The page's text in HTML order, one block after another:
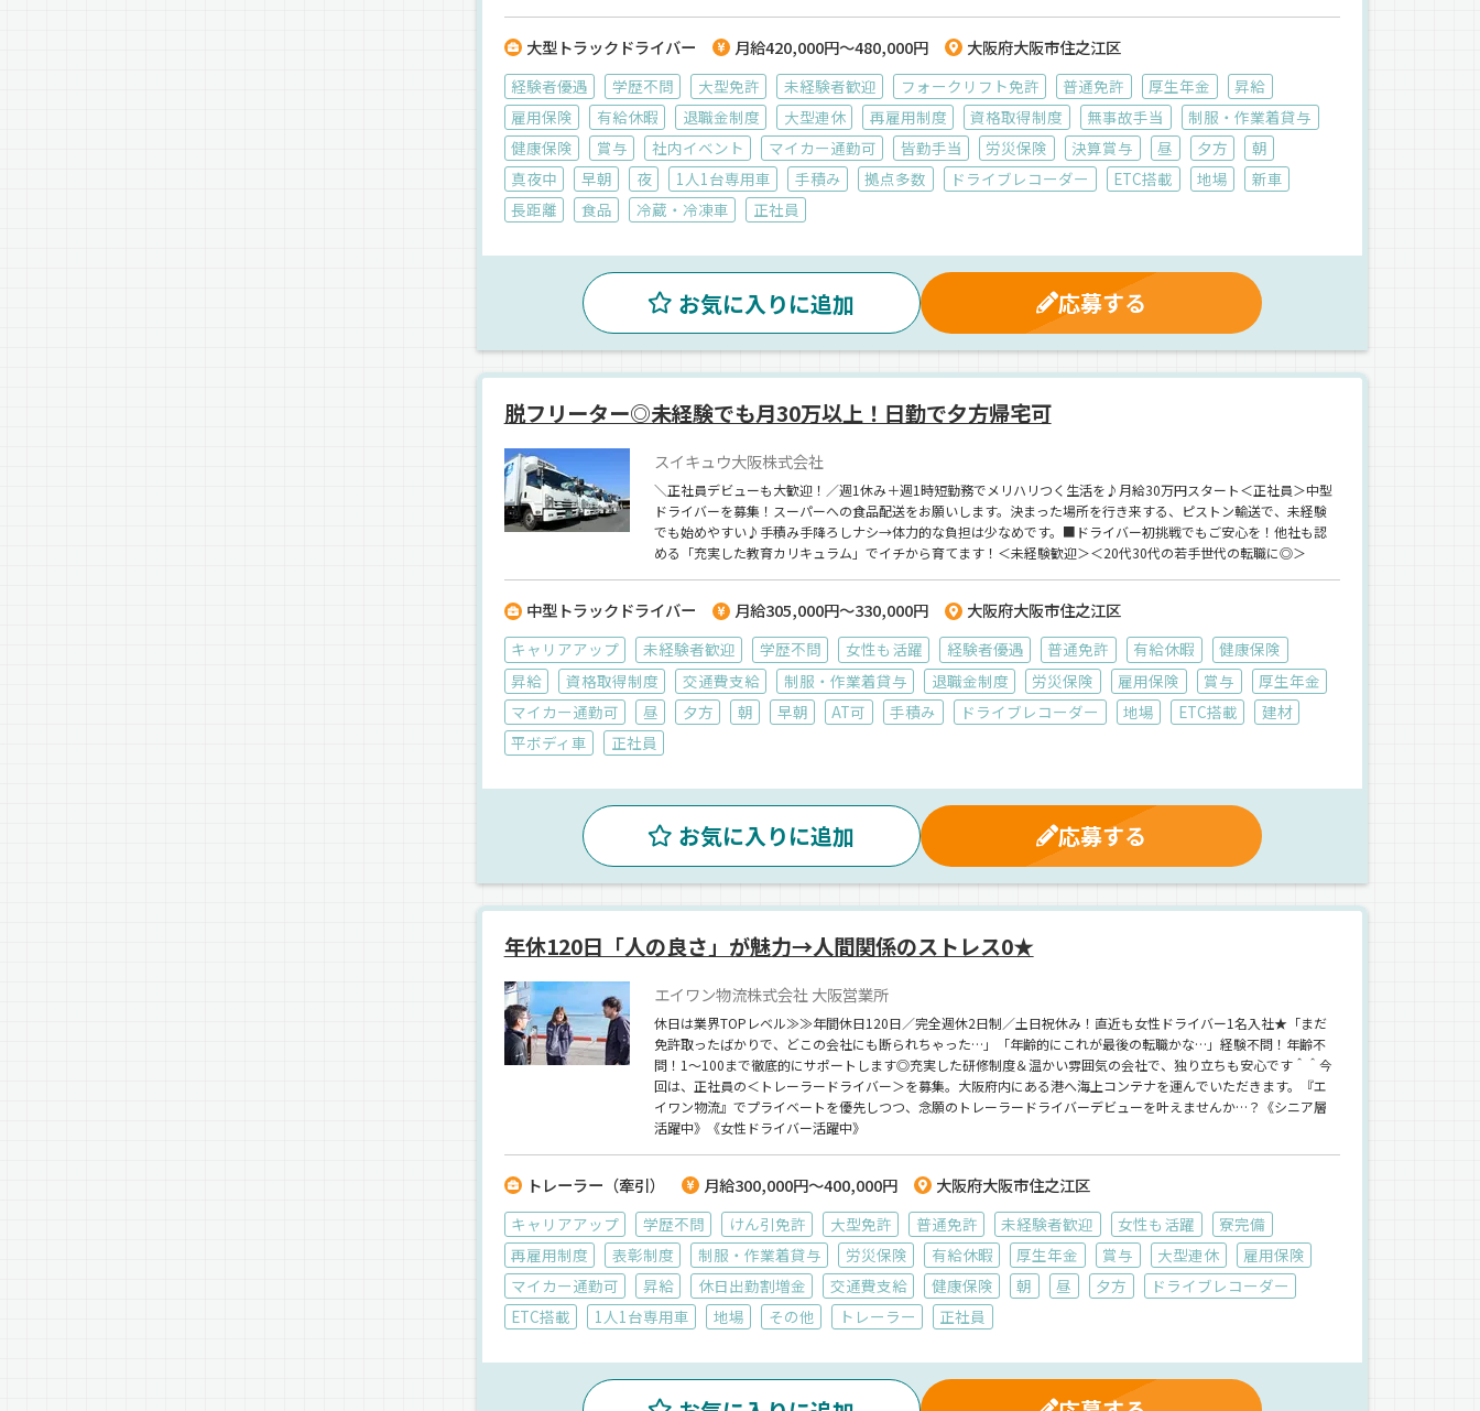
大型トラックドライバー 月給420,000円～480,000円 大阪府大阪市住之江区
経験者優遇 学歴不問 大型免許 未経験者歓迎 フォークリフト免許 普通免許 厚生年金
昇給
雇用保険
有給休暇 退職金制度 大型連休 再雇用制度 資格取得制度 無事故手当
制服・作業着貸与
健康保険
賞与 社内イベント マイカー通勤可 皆勤手当 労災保険 決算賞与 昼 夕方
朝
真夜中
早朝 夜 1人1台専用車 手積み 拠点多数 ドライブレコーダー ETC搭載 地場
新車
長距離
食品 冷蔵・冷凍車 正社員
お気に入りに追加 応募する
脱フリーター◎未経験でも月30万以上！日勤で夕方帰宅可
スイキュウ大阪株式会社
＼正社員デビューも大歓迎！／週1休み＋週1時短勤務でメリハリつく生活を♪月給30万円スタート＜正社員＞中型
ドライバーを募集！スーパーへの食品配送をお願いします。決まった場所を行き来する、ピストン輸送で、未経験
でも始めやすい♪手積み手降ろしナシ→体力的な負担は少なめです。■ドライバー初挑戦でもご安心を！他社も認
める「充実した教育カリキュラム」でイチから育てます！＜未経験歓迎＞＜20代30代の若手世代の転職に◎＞
中型トラックドライバー 月給305,000円～330,000円 大阪府大阪市住之江区
キャリアアップ 未経験者歓迎 学歴不問 女性も活躍 経験者優遇 普通免許 有給休暇
健康保険
昇給
資格取得制度 交通費支給 制服・作業着貸与 退職金制度 労災保険 雇用保険 賞与
厚生年金
マイカー通勤可
昼 夕方 朝 早朝 AT可 手積み ドライブレコーダー 地場 ETC搭載
建材
平ボディ車
正社員
お気に入りに追加 応募する
年休120日「人の良さ」が魅力→人間関係のストレス0★
エイワン物流株式会社 大阪営業所
休日は業界TOPレベル≫≫年間休日120日／完全週休2日制／土日祝休み！直近も女性ドライバー1名入社★「まだ
免許取ったばかりで、どこの会社にも断られちゃった…」「年齢的にこれが最後の転職かな…」経験不問！年齢不
問！1～100まで徹底的にサポートします◎充実した研修制度＆温かい雰囲気の会社で、独り立ちも安心です＾＾今
回は、正社員の＜トレーラードライバー＞を募集。大阪府内にある港へ海上コンテナを運んでいただきます。『エ
イワン物流』でプライベートを優先しつつ、念願のトレーラードライバーデビューを叶えませんか…？《シニア層
活躍中》《女性ドライバー活躍中》
トレーラー（牽引） 月給300,000円～400,000円 大阪府大阪市住之江区
キャリアアップ 学歴不問 けん引免許 大型免許 普通免許 未経験者歓迎 女性も活躍
寮完備
再雇用制度
表彰制度 制服・作業着貸与 労災保険 有給休暇 厚生年金 賞与 大型連休
雇用保険
マイカー通勤可
昇給 休日出勤割増金 交通費支給 健康保険 朝 昼 夕方
ドライブレコーダー
ETC搭載
1人1台専用車 地場 その他 トレーラー 正社員